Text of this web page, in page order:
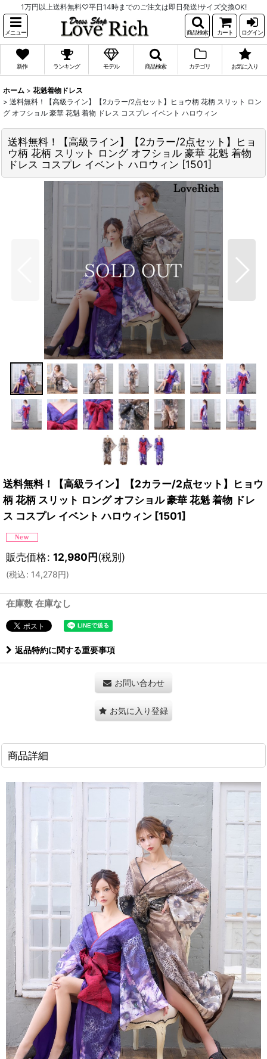
1万円以上送料無料♡平日14時までのご注文は即日発送!サイズ交換OK!
メニュー 商品検索 カート ログイン
新作 ランキング モデル 商品検索 カテゴリ お気に入り
ホーム > 花魁着物ドレス
> 送料無料！【高級ライン】【2カラー/2点セット】ヒョウ柄 花柄 スリット ロン
グ オフショル 豪華 花魁 着物 ドレス コスプレ イベント ハロウィン
送料無料！【高級ライン】【2カラー/2点セット】ヒョ
ウ柄 花柄 スリット ロング オフショル 豪華 花魁 着物
ドレス コスプレ イベント ハロウィン [1501]
送料無料！【高級ライン】【2カラー/2点セット】ヒョウ
柄 花柄 スリット ロング オフショル 豪華 花魁 着物 ドレ
ス コスプレ イベント ハロウィン [1501]
販売価格: 12,980円(税別)
(税込: 14,278円)
在庫数 在庫なし
返品特約に関する重要事項
お問い合わせ
お気に入り登録
商品詳細